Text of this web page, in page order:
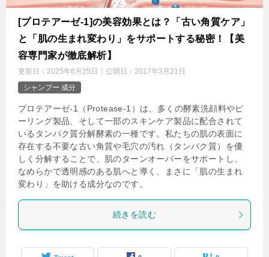
[プロテアーゼ-1]の美容効果とは？「古い角質ケア」
と「肌の生まれ変わり」をサポートする秘密！【美
容専門家が徹底解析】
更新日： 2025年6月25日 公開日： 2017年3月21日
シャンプー 成分
プロテアーゼ-1（Protease-1）は、多くの酵素洗顔料やピ
ーリング製品、そして一部のスキンケア製品に配合されて
いるタンパク質分解酵素の一種です。私たちの肌の表面に
存在する不要な古い角質や毛穴の汚れ（タンパク質）を優
しく分解することで、肌のターンオーバーをサポートし、
なめらかで透明感のある肌へと導く、まさに「肌の生まれ
変わり」を助ける成分なのです。
続きを読む